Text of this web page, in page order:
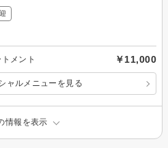
メント ￥11,000
ャルメニューを見る
情報を表示